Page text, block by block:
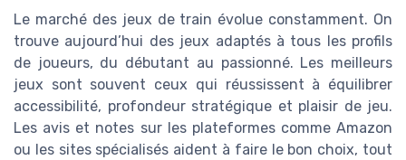
Le marché des jeux de train évolue constamment. On
trouve aujourd’hui des jeux adaptés à tous les profils
de joueurs, du débutant au passionné. Les meilleurs
jeux sont souvent ceux qui réussissent à équilibrer
accessibilité, profondeur stratégique et plaisir de jeu.
Les avis et notes sur les plateformes comme Amazon
ou les sites spécialisés aident à faire le bon choix, tout